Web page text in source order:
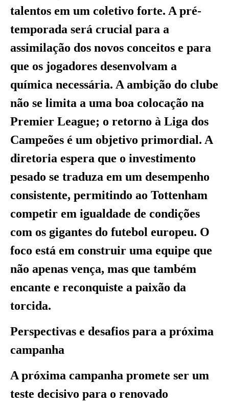
talentos em um coletivo forte. A pré-
temporada será crucial para a
assimilação dos novos conceitos e para
que os jogadores desenvolvam a
química necessária. A ambição do clube
não se limita a uma boa colocação na
Premier League; o retorno à Liga dos
Campeões é um objetivo primordial. A
diretoria espera que o investimento
pesado se traduza em um desempenho
consistente, permitindo ao Tottenham
competir em igualdade de condições
com os gigantes do futebol europeu. O
foco está em construir uma equipe que
não apenas vença, mas que também
encante e reconquiste a paixão da
torcida.
Perspectivas e desafios para a próxima
campanha
A próxima campanha promete ser um
teste decisivo para o renovado